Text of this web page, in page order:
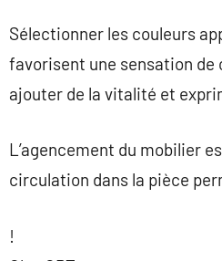
Sélectionner les couleurs
favorisent une sensation de
ajouter de la vitalité et
L’agencement du mobilier
circulation dans la pièce
!